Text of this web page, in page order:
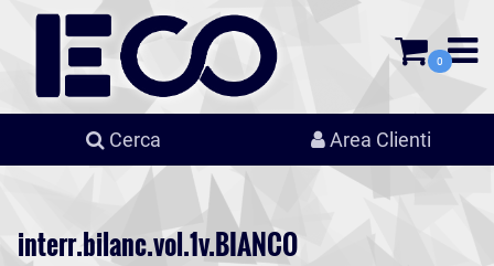
0
Cerca Area Clienti
interr.bilanc.vol.1v.BIANCO